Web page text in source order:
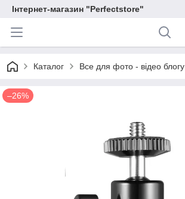
Інтернет-магазин "Perfectstore"
Каталог Все для фото - відео блогу
–26%